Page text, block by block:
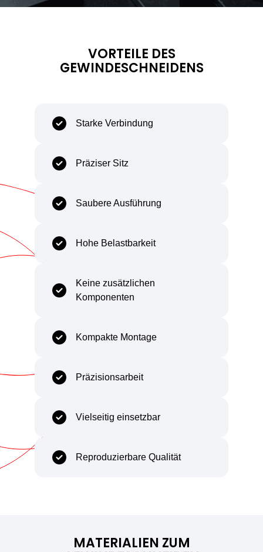
VORTEILE DES
GEWINDESCHNEIDENS
Starke Verbindung
Präziser Sitz
Saubere Ausführung
Hohe Belastbarkeit
Keine zusätzlichen
Komponenten
Kompakte Montage
Präzisionsarbeit
Vielseitig einsetzbar
Reproduzierbare Qualität
MATERIALIEN ZUM